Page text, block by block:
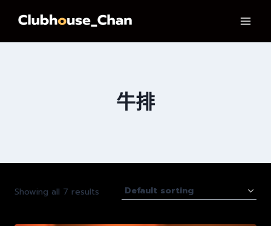
牛排
Showing all 7 results